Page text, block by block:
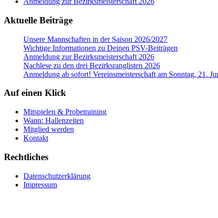
Aktuelle Beiträge
Unsere Mannschaften in der Saison 2026/2027
Wichtige Informationen zu Deinen PSV-Beiträgen
Anmeldung zur Bezirksmeisterschaft 2026
Nachlese zu den drei Bezirksranglisten 2026
Anmeldung ab sofort! Vereinsmeisterschaft am Sonntag, 21.
Auf einen Klick
Mitspielen & Probetraining
Wann: Hallenzeiten
Mitglied werden
Kontakt
Rechtliches
Datenschutzerklärung
Impressum